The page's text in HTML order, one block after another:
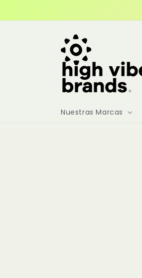
Nuestras Marcas